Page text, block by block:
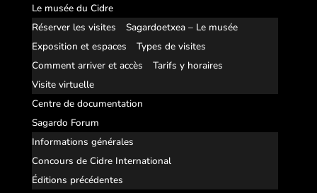
Le musée du Cidre
Réserver les visites
Sagardoetxea – Le musée
Exposition et espaces
Types de visites
Comment arriver et accès
Tarifs y horaires
Visite virtuelle
Centre de documentation
Sagardo Forum
Informations générales
Concours de Cidre International
Éditions précédentes